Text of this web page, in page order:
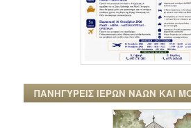
ΠΑΝΗΓΥΡΕΙΣ ΙΕΡΩΝ ΝΑΩΝ ΚΑΙ